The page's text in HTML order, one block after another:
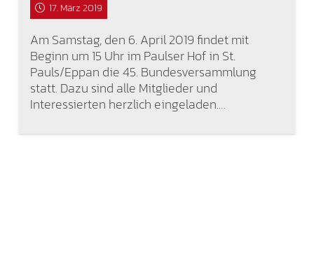
17. März 2019
Am Samstag, den 6. April 2019 findet mit
Beginn um 15 Uhr im Paulser Hof in St.
Pauls/Eppan die 45. Bundesversammlung
statt. Dazu sind alle Mitglieder und
Interessierten herzlich eingeladen.…